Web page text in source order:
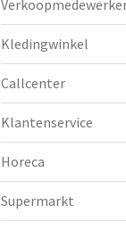
Kledingwinkel
Callcenter
Klantenservice
Horeca
Supermarkt